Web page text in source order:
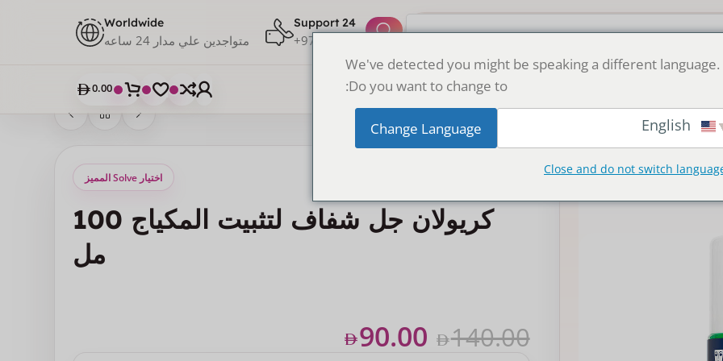
24 Support
971528117364+
Worldwide
متواجدين علي مدار 24 ساعه
0.00
اختيار Solve المميز
كريولان جل شفاف لتثبيت المكياج 100
مل
140.00
90.00
We've detected you might be speaking a different language.
Do you want to change to:
Change Language
Close and do not switch